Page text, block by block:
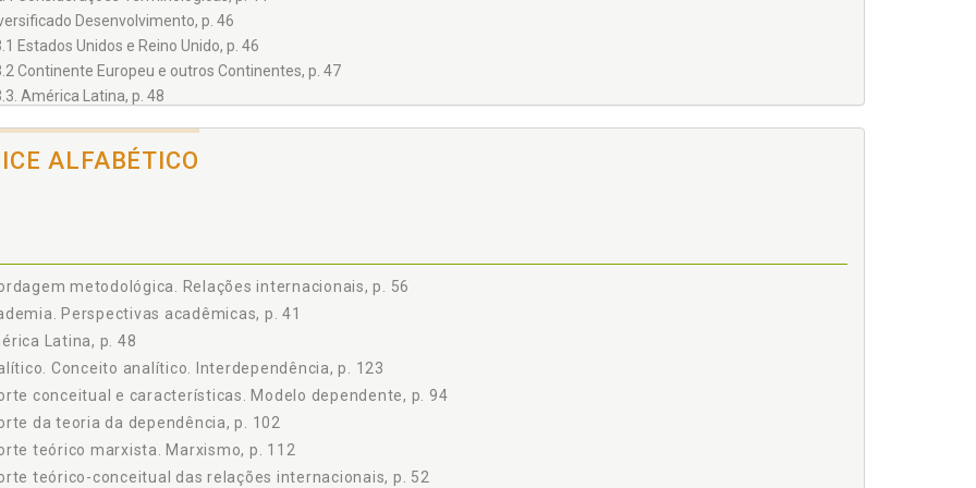
Desenvolvimento, p. 46
Estados Unidos e Reino Unido, p. 46
Continente Europeu e outros Continentes, p. 47
América Latina, p. 48
Teórico-Conceitual, p. 52
Objeto Material, p. 52
b) Critério dos Atores, p. 61
c) Critério de Internacionalidade, p. 62
d) Critério de Fronteiras ou da Localização, p. 63
e) Critério de Sociedade Internacional, p. 64
II O PROBLEMA DOS PARADIGMAS, p. 69
Idealista, p. 73
Localização do Movimento, p. 73
Objetivos de Paz, p. 73
ALFABÉTICO
metodológica. Relações internacionais, p. 56
Perspectivas acadêmicas, p. 41
Latina, p. 48
Conceito analítico. Interdependência, p. 123
conceitual e características. Modelo dependente, p. 94
da teoria da dependência, p. 102
teórico marxista. Marxismo, p. 112
teórico-conceitual das relações internacionais, p. 52